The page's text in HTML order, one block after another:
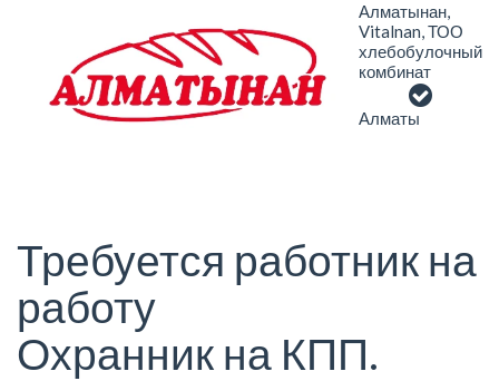
Алматынан,
Vitalnan, ТОО
хлебобулочный
комбинат
Алматы
Требуется работник на
работу
Охранник на КПП.